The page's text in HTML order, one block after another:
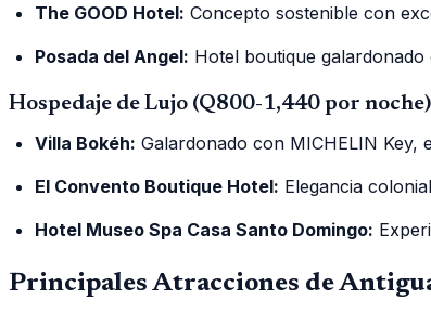
The GOOD Hotel: Concepto sostenible con
Posada del Angel: Hotel boutique
Hospedaje de Lujo (Q800-1,440 por noche)
Villa Bokéh: Galardonado con MICHELIN Key,
El Convento Boutique Hotel: Elegancia
Hotel Museo Spa Casa Santo Domingo:
Principales Atracciones de